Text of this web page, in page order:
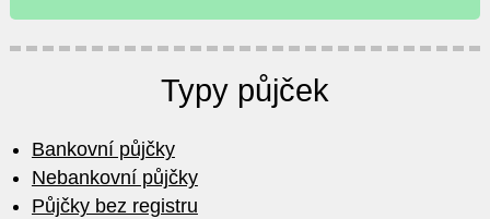
Typy půjček
Bankovní půjčky
Nebankovní půjčky
Půjčky bez registru